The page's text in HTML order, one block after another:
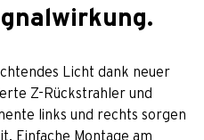
Licht dank neuer
Z-Rückstrahler und
links und rechts sorgen
Einfache Montage am